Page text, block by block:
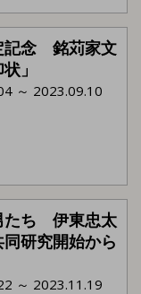
記念 銘苅家文
」
～ 2023.09.10
たち 伊東忠太
研究開始から
～ 2023.11.19